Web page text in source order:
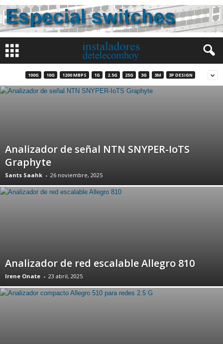
100G 10G 1200 MBPS 1G 2.5G 25G 3G 3M 3P DESIGN
Analizador de señal NTN SNYPER-IoTS
Graphyte
Sants Saahk - 26 noviembre, 2025
Analizador de red escalable Allegro 810
Irene Onate - 23 abril, 2025